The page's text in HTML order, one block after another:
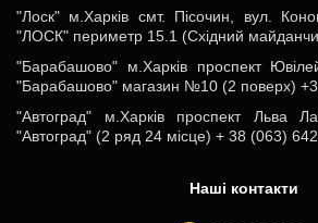
"Лоск" м.Харків смт. Пісочин, вул.
"ЛОСК" периметр 15.1 (Східний
"Барабашово" м.Харків проспект
"Барабашово" магазин №10 (2 поверх)
"Автоград" м.Харків проспект Льва
"Автоград" (2 ряд 24 місце) + 38 (063)
Наші контакти